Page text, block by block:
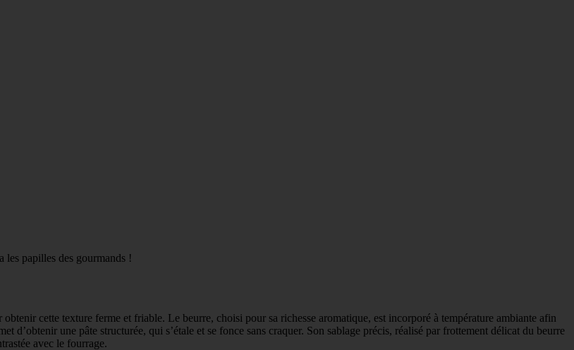
les papilles des gourmands !
cette texture ferme et friable. Le beurre, choisi pour sa richesse aromatique, est incorporé à température ambiante afin
d’obtenir une pâte structurée, qui s’étale et se fonce sans craquer. Son sablage précis, réalisé par frottement délicat du beurre
avec le fourrage.